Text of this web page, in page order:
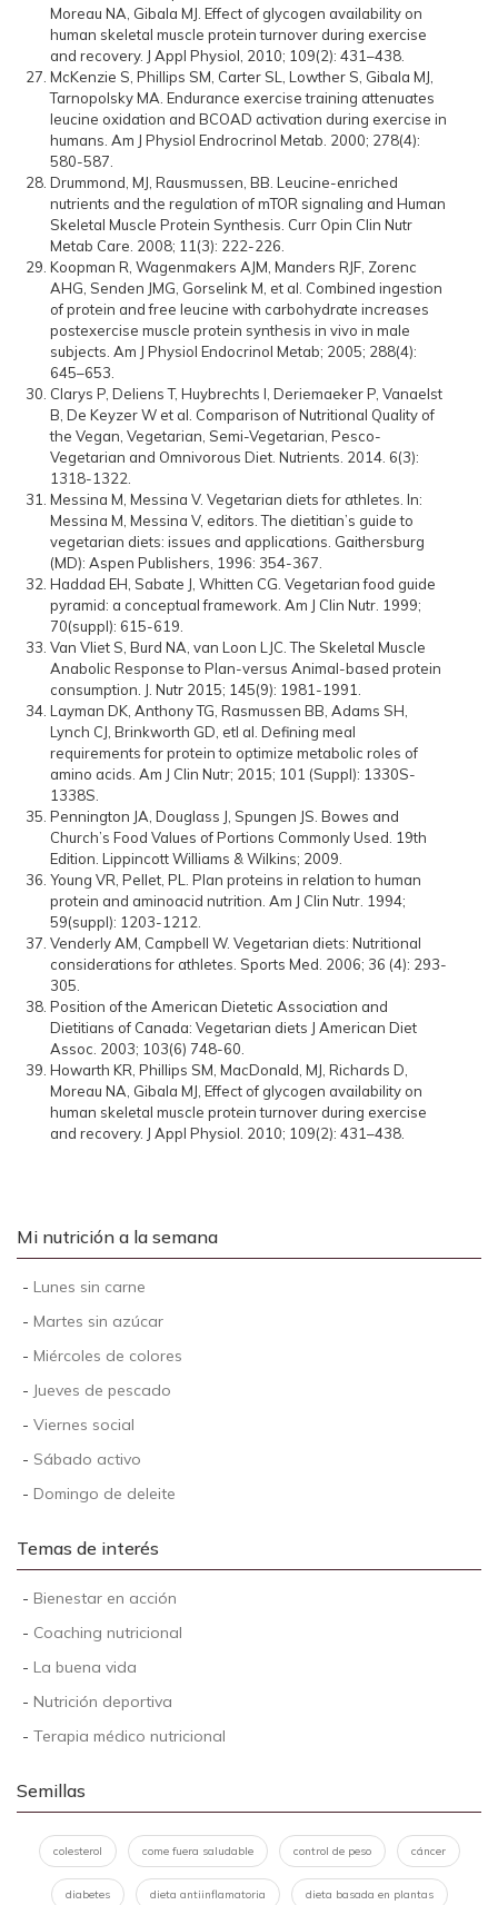
Moreau NA, Gibala MJ. Effect of glycogen availability on
human skeletal muscle protein turnover during exercise
and recovery. J Appl Physiol, 2010; 109(2): 431–438.
McKenzie S, Phillips SM, Carter SL, Lowther S, Gibala MJ,
Tarnopolsky MA. Endurance exercise training attenuates
leucine oxidation and BCOAD activation during exercise in
humans. Am J Physiol Endrocrinol Metab. 2000; 278(4):
580-587.
Drummond, MJ, Rausmussen, BB. Leucine-enriched
nutrients and the regulation of mTOR signaling and Human
Skeletal Muscle Protein Synthesis. Curr Opin Clin Nutr
Metab Care. 2008; 11(3): 222-226.
Koopman R, Wagenmakers AJM, Manders RJF, Zorenc
AHG, Senden JMG, Gorselink M, et al. Combined ingestion
of protein and free leucine with carbohydrate increases
postexercise muscle protein synthesis in vivo in male
subjects. Am J Physiol Endocrinol Metab; 2005; 288(4):
645–653.
Clarys P, Deliens T, Huybrechts I, Deriemaeker P, Vanaelst
B, De Keyzer W et al. Comparison of Nutritional Quality of
the Vegan, Vegetarian, Semi-Vegetarian, Pesco-
Vegetarian and Omnivorous Diet. Nutrients. 2014. 6(3):
1318-1322.
Messina M, Messina V. Vegetarian diets for athletes. In:
Messina M, Messina V, editors. The dietitian’s guide to
vegetarian diets: issues and applications. Gaithersburg
(MD): Aspen Publishers, 1996: 354-367.
Haddad EH, Sabate J, Whitten CG. Vegetarian food guide
pyramid: a conceptual framework. Am J Clin Nutr. 1999;
70(suppl): 615-619.
Van Vliet S, Burd NA, van Loon LJC. The Skeletal Muscle
Anabolic Response to Plan-versus Animal-based protein
consumption. J. Nutr 2015; 145(9): 1981-1991.
Layman DK, Anthony TG, Rasmussen BB, Adams SH,
Lynch CJ, Brinkworth GD, etl al. Defining meal
requirements for protein to optimize metabolic roles of
amino acids. Am J Clin Nutr; 2015; 101 (Suppl): 1330S-
1338S.
Pennington JA, Douglass J, Spungen JS. Bowes and
Church’s Food Values of Portions Commonly Used. 19th
Edition. Lippincott Williams & Wilkins; 2009.
Young VR, Pellet, PL. Plan proteins in relation to human
protein and aminoacid nutrition. Am J Clin Nutr. 1994;
59(suppl): 1203-1212.
Venderly AM, Campbell W. Vegetarian diets: Nutritional
considerations for athletes. Sports Med. 2006; 36 (4): 293-
305.
Position of the American Dietetic Association and
Dietitians of Canada: Vegetarian diets J American Diet
Assoc. 2003; 103(6) 748-60.
Howarth KR, Phillips SM, MacDonald, MJ, Richards D,
Moreau NA, Gibala MJ, Effect of glycogen availability on
human skeletal muscle protein turnover during exercise
and recovery. J Appl Physiol. 2010; 109(2): 431–438.
Mi nutrición a la semana
- Lunes sin carne
- Martes sin azúcar
- Miércoles de colores
- Jueves de pescado
- Viernes social
- Sábado activo
- Domingo de deleite
Temas de interés
- Bienestar en acción
- Coaching nutricional
- La buena vida
- Nutrición deportiva
- Terapia médico nutricional
Semillas
colesterol come fuera saludable control de peso cáncer
diabetes dieta antiinflamatoria dieta basada en plantas